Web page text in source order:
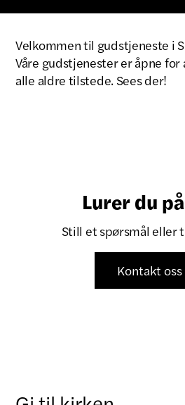
Velkommen til gudstjeneste i
Våre gudstjenester er åpne for
alle aldre tilstede. Sees der!
Lurer du
Still et spørsmål eller
Kontakt oss